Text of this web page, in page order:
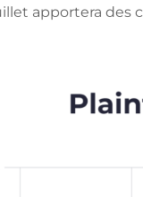
apportera des